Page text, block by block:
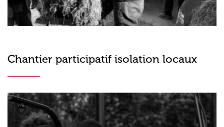
Chantier participatif isolation locaux